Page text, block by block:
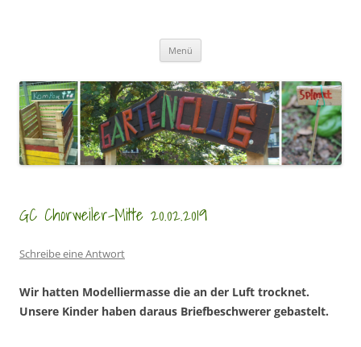
Menü
GC Chorweiler-Mitte 20.02.2019
Schreibe eine Antwort
Wir hatten Modelliermasse die an der Luft trocknet.
Unsere Kinder haben daraus Briefbeschwerer gebastelt.